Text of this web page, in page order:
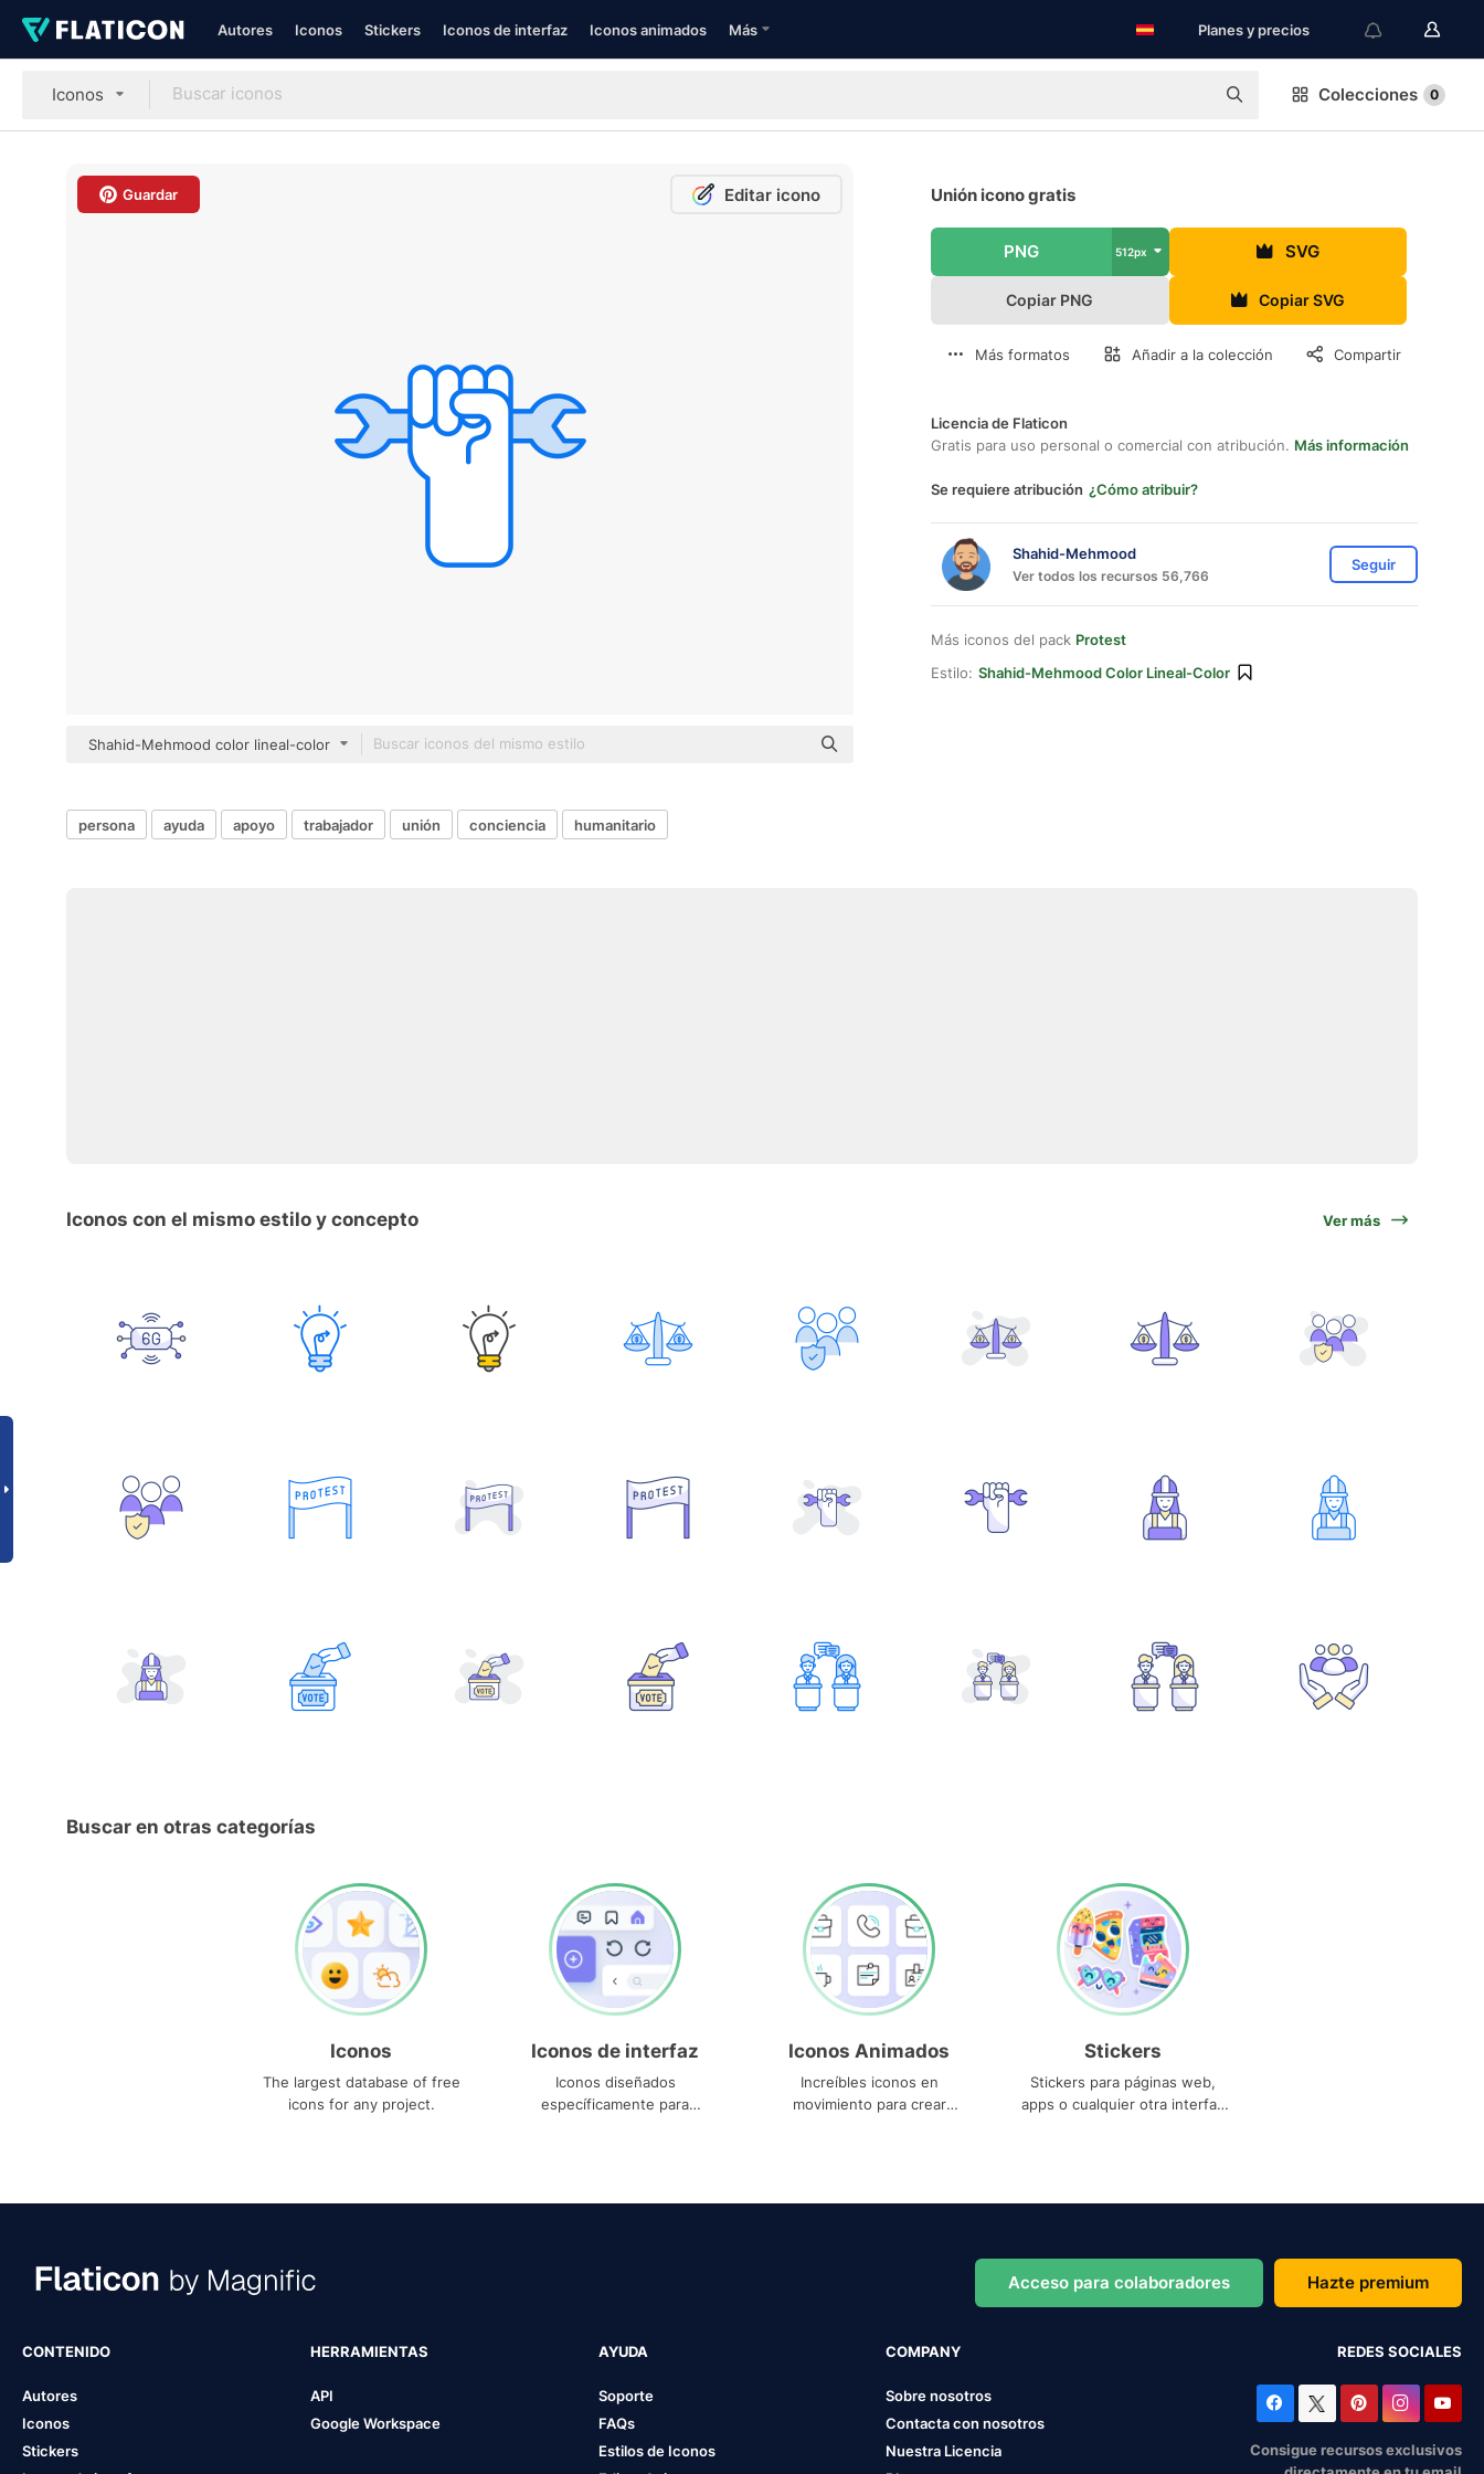
Autores Iconos Stickers Iconos de interfaz Iconos animados Más Planes y precios
Iconos Colecciones 0
Guardar Editar icono
Shahid-Mehmood color lineal-color
Unión icono gratis
PNG 512px SVG
Copiar PNG Copiar SVG
Más formatos Añadir a la colección Compartir
Licencia de Flaticon
Gratis para uso personal o comercial con atribución. Más información
Se requiere atribución ¿Cómo atribuir?
Shahid-Mehmood
Ver todos los recursos 56,766
Seguir
Más iconos del pack Protest
Estilo: Shahid-Mehmood Color Lineal-Color
persona ayuda apoyo trabajador unión conciencia humanitario
Iconos con el mismo estilo y concepto Ver más
Buscar en otras categorías
Iconos
The largest database of free
icons for any project.
Iconos de interfaz
Iconos diseñados
específicamente para
Iconos Animados
Increíbles iconos en
movimiento para crear
Stickers
Stickers para páginas web,
apps o cualquier otra interfaz
Acceso para colaboradores Hazte premium
CONTENIDO
Autores
Iconos
Stickers
HERRAMIENTAS
API
Google Workspace
AYUDA
Soporte
FAQs
Estilos de Iconos
COMPANY
Sobre nosotros
Contacta con nosotros
Nuestra Licencia
REDES SOCIALES
Consigue recursos exclusivos